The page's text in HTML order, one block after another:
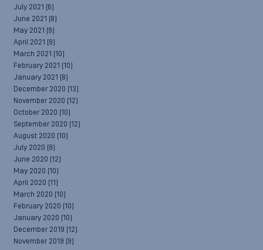
July 2021 (6)
June 2021 (8)
May 2021 (9)
April 2021 (9)
March 2021 (10)
February 2021 (10)
January 2021 (8)
December 2020 (13)
November 2020 (12)
October 2020 (10)
September 2020 (12)
August 2020 (10)
July 2020 (9)
June 2020 (12)
May 2020 (10)
April 2020 (11)
March 2020 (10)
February 2020 (10)
January 2020 (10)
December 2019 (12)
November 2019 (9)